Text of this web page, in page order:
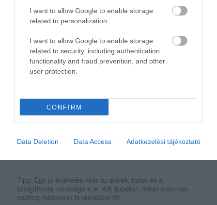
I want to allow Google to enable storage
related to personalization.
I want to allow Google to enable storage
related to security, including authentication
functionality and fraud prevention, and other
user protection.
CONFIRM
Data Deletion Data Access Adatkezelési tájékoztató
Gabriella Bakos
2019. Július 20.
ételek bőségesek és nagyon
kancsó limonádét kértünk ital
gyanánt, az is ízletes és üdítő
volt. A kávéjuk isteni! Gratula a
Jelentés